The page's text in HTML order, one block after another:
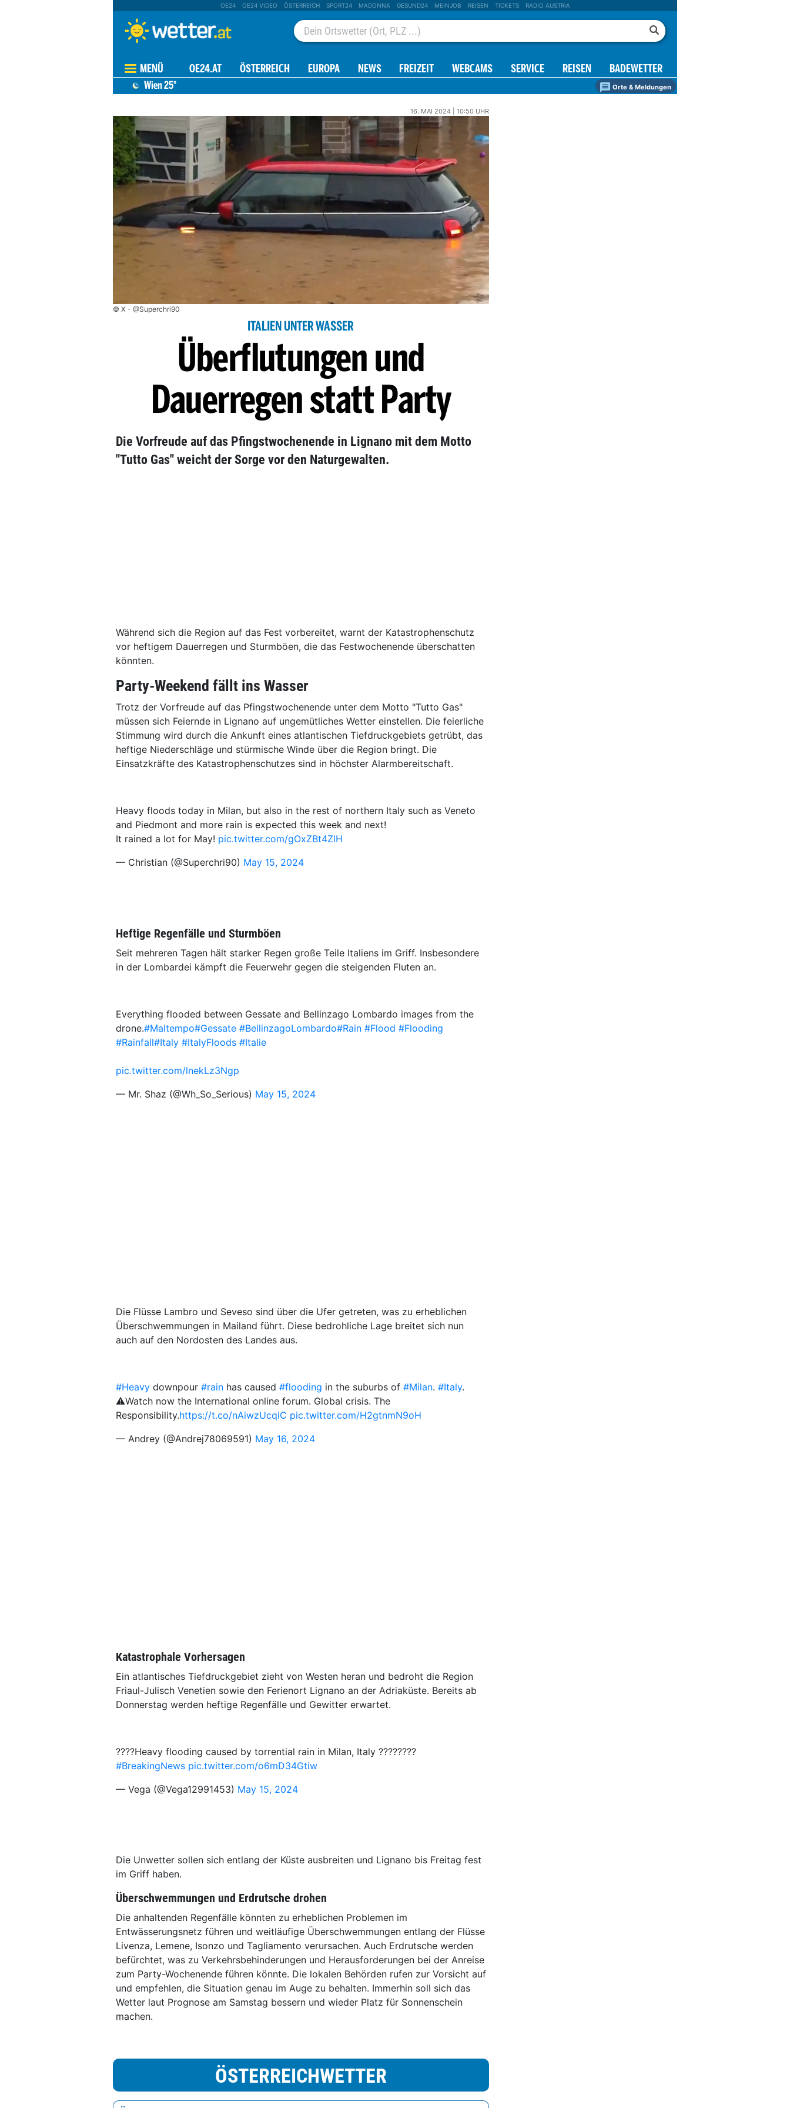
OE24 OE24 VIDEO ÖSTERREICH SPORT24 MADONNA GESUND24 MEINJOB REISEN TICKETS RADIO AUSTRIA
MENÜ OE24.AT ÖSTERREICH EUROPA NEWS FREIZEIT WEBCAMS SERVICE REISEN BADEWETTER
Wien25° Orte & Meldungen
16. MAI 2024 | 10:50 UHR
© X - @Superchri90
ITALIEN UNTER WASSER
Überflutungen und
Dauerregen statt Party
Die Vorfreude auf das Pfingstwochenende in Lignano mit dem Motto
"Tutto Gas" weicht der Sorge vor den Naturgewalten.
Während sich die Region auf das Fest vorbereitet, warnt der Katastrophenschutz
vor heftigem Dauerregen und Sturmböen, die das Festwochenende überschatten
könnten.
Party-Weekend fällt ins Wasser
Trotz der Vorfreude auf das Pfingstwochenende unter dem Motto "Tutto Gas"
müssen sich Feiernde in Lignano auf ungemütliches Wetter einstellen. Die feierliche
Stimmung wird durch die Ankunft eines atlantischen Tiefdruckgebiets getrübt, das
heftige Niederschläge und stürmische Winde über die Region bringt. Die
Einsatzkräfte des Katastrophenschutzes sind in höchster Alarmbereitschaft.
Heavy floods today in Milan, but also in the rest of northern Italy such as Veneto
and Piedmont and more rain is expected this week and next!
It rained a lot for May! pic.twitter.com/gOxZBt4ZlH
— Christian (@Superchri90) May 15, 2024
Heftige Regenfälle und Sturmböen
Seit mehreren Tagen hält starker Regen große Teile Italiens im Griff. Insbesondere
in der Lombardei kämpft die Feuerwehr gegen die steigenden Fluten an.
Everything flooded between Gessate and Bellinzago Lombardo images from the
drone.#Maltempo#Gessate #BellinzagoLombardo#Rain #Flood #Flooding
#Rainfall#Italy #ItalyFloods #Italie
pic.twitter.com/lnekLz3Ngp
— Mr. Shaz (@Wh_So_Serious) May 15, 2024
Die Flüsse Lambro und Seveso sind über die Ufer getreten, was zu erheblichen
Überschwemmungen in Mailand führt. Diese bedrohliche Lage breitet sich nun
auch auf den Nordosten des Landes aus.
#Heavy downpour #rain has caused #flooding in the suburbs of #Milan. #Italy.
⚠️Watch now the International online forum. Global crisis. The
Responsibility.https://t.co/nAiwzUcqiC pic.twitter.com/H2gtnmN9oH
— Andrey (@Andrej78069591) May 16, 2024
Katastrophale Vorhersagen
Ein atlantisches Tiefdruckgebiet zieht von Westen heran und bedroht die Region
Friaul-Julisch Venetien sowie den Ferienort Lignano an der Adriaküste. Bereits ab
Donnerstag werden heftige Regenfälle und Gewitter erwartet.
????Heavy flooding caused by torrential rain in Milan, Italy ????????
#BreakingNews‌ pic.twitter.com/o6mD34Gtiw
— Vega (@Vega12991453) May 15, 2024
Die Unwetter sollen sich entlang der Küste ausbreiten und Lignano bis Freitag fest
im Griff haben.
Überschwemmungen und Erdrutsche drohen
Die anhaltenden Regenfälle könnten zu erheblichen Problemen im
Entwässerungsnetz führen und weitläufige Überschwemmungen entlang der Flüsse
Livenza, Lemene, Isonzo und Tagliamento verursachen. Auch Erdrutsche werden
befürchtet, was zu Verkehrsbehinderungen und Herausforderungen bei der Anreise
zum Party-Wochenende führen könnte. Die lokalen Behörden rufen zur Vorsicht auf
und empfehlen, die Situation genau im Auge zu behalten. Immerhin soll sich das
Wetter laut Prognose am Samstag bessern und wieder Platz für Sonnenschein
machen.
ÖSTERREICHWETTER